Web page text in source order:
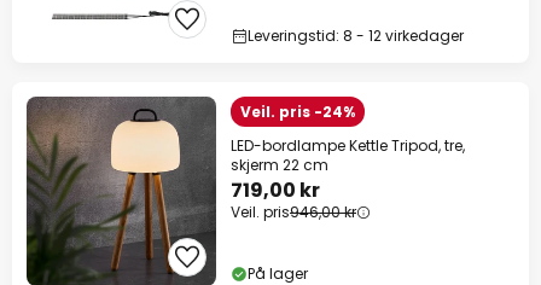
Leveringstid: 8 - 12 virkedager
Veil. pris -24%
LED-bordlampe Kettle Tripod, tre,
skjerm 22 cm
719,00 kr
Veil. pris946,00 kr
På lager